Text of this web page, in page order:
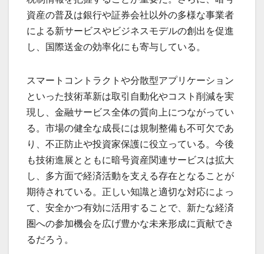
資産の普及は銀行や証券会社以外の多様な事業者
による新サービスやビジネスモデルの創出を促進
し、国際送金の効率化にも寄与している。
スマートコントラクトや分散型アプリケーション
といった技術革新は取引自動化やコスト削減を実
現し、金融サービス全体の質向上につながってい
る。市場の健全な成長には規制整備も不可欠であ
り、不正防止や投資家保護に役立っている。今後
も技術進展とともに暗号資産関連サービスは拡大
し、多方面で経済活動を支える存在となることが
期待されている。正しい知識と適切な対応によっ
て、安全かつ有効に活用することで、新たな経済
圏への参加機会を広げ豊かな未来形成に貢献でき
るだろう。